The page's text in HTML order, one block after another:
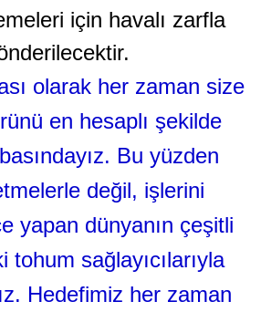
için havalı zarfla
olarak her zaman size
en hesaplı şekilde
Bu yüzden
değil, işlerini
yapan dünyanın çeşitli
tohum sağlayıcılarıyla
Hedefimiz her zaman